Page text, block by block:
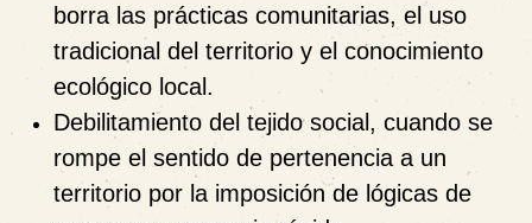
borra las prácticas comunitarias, el uso
tradicional del territorio y el conocimiento
ecológico local.
Debilitamiento del tejido social , cuando se
rompe el sentido de pertenencia a un
territorio por la imposición de lógicas de